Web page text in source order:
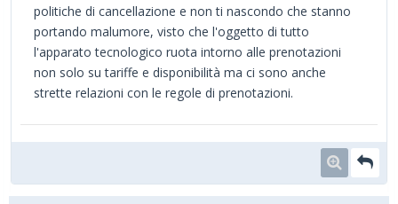
politiche di cancellazione e non ti nascondo che stanno
portando malumore, visto che l'oggetto di tutto
l'apparato tecnologico ruota intorno alle prenotazioni
non solo su tariffe e disponibilità ma ci sono anche
strette relazioni con le regole di prenotazioni.